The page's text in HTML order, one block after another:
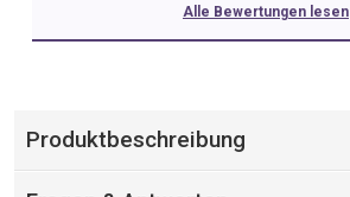
Alle Bewertungen lesen
Produktbeschreibung